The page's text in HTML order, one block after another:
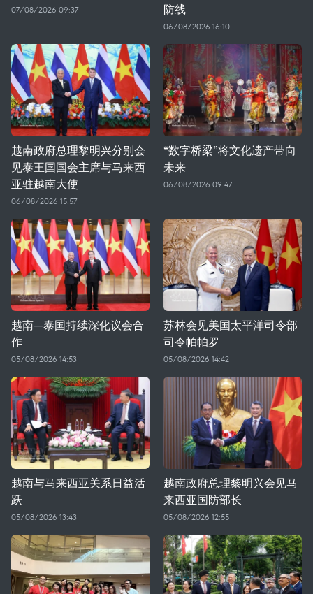
07/08/2026 09:37 防线
06/08/2026 16:10
越南政府总理黎明兴分别会
见泰王国国会主席与马来西
亚驻越南大使
06/08/2026 15:57
“数字桥梁”将文化遗产带向
未来
06/08/2026 09:47
越南—泰国持续深化议会合
作
05/08/2026 14:53
苏林会见美国太平洋司令部
司令帕帕罗
05/08/2026 14:42
越南与马来西亚关系日益活
跃
05/08/2026 13:43
越南政府总理黎明兴会见马
来西亚国防部长
05/08/2026 12:55